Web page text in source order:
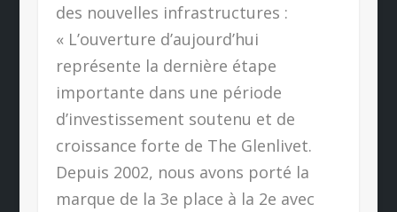
des nouvelles infrastructures :
« L’ouverture d’aujourd’hui
représente la dernière étape
importante dans une période
d’investissement soutenu et de
croissance forte de The Glenlivet.
Depuis 2002, nous avons porté la
marque de la 3e place à la 2e avec